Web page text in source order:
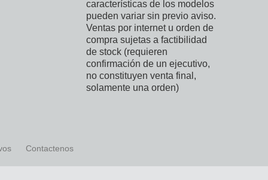
características de los modelos
pueden variar sin previo aviso.
Ventas por internet u orden de
compra sujetas a factibilidad
de stock (requieren
confirmación de un ejecutivo,
no constituyen venta final,
solamente una orden)
Contactenos